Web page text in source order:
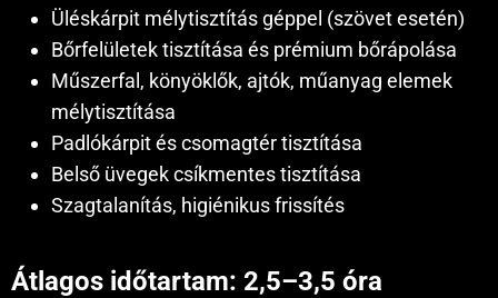
Üléskárpit mélytisztítás géppel (szövet esetén)
Bőrfelületek tisztítása és prémium bőrápolása
Műszerfal, könyöklők, ajtók, műanyag elemek
mélytisztítása
Padlókárpit és csomagtér tisztítása
Belső üvegek csíkmentes tisztítása
Szagtalanítás, higiénikus frissítés
Átlagos időtartam: 2,5–3,5 óra